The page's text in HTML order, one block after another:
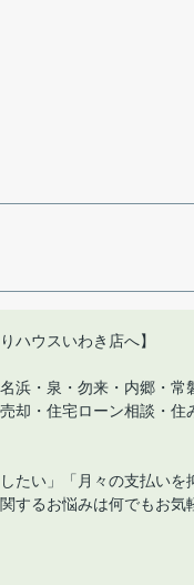
ハウスいわき店へ】
浜・泉・勿来・内郷・
却・住宅ローン相談・
たい」「月々の支払い
するお悩みは何でもお気